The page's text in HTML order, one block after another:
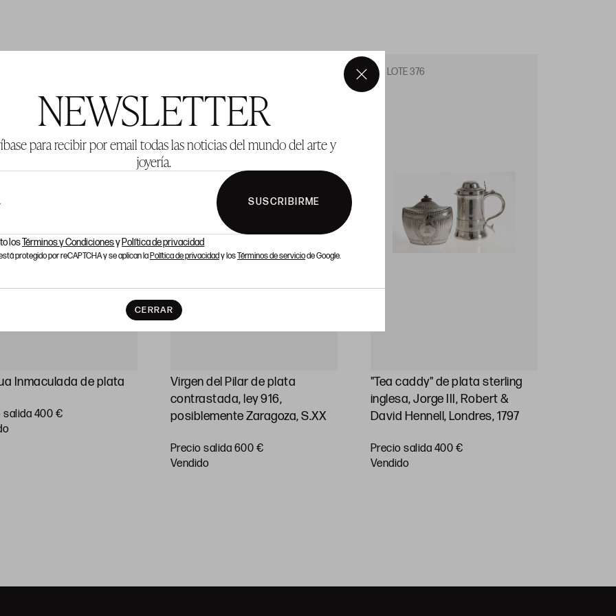
NEWSLETTER
para recibir por email todas las noticias del mundo del arte y
joyería.
SUSCRIBIRME
losTérminos y Condicionesy Política de privacidad
protegido por reCAPTCHA y se aplican laPolítica de privacidady losTérminos de serviciode Google.
CERRAR
×
Inmaculada de plata
salida 400 €
Virgen del Pilar de plata
contrastada, ley 916,
posiblemente Zaragoza, S.XX
Precio salida 600 €
vendido
LOTE 376
"Tea caddy" de plata sterling
inglesa, Jorge III, Robert &
David Hennell, Londres, 1797
Precio salida 400 €
vendido